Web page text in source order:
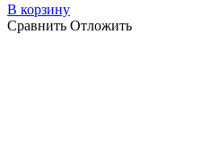
В корзину
Сравнить Отложить